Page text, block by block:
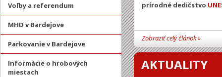
Voľby a referendum
MHD v Bardejove
Parkovanie v Bardejove
Informácie o hrobových
miestach
prírodné dedičstvo
Zobraziť celý článok »
AKTUALITY